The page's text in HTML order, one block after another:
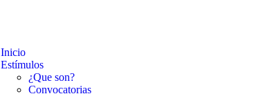
Inicio
Estímulos
¿Que son?
Convocatorias